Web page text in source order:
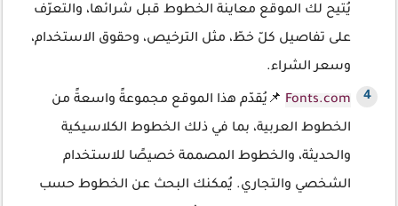
يُتيح لك الموقع معاينة الخطوط قبل شرائها، والتعرّف
على تفاصيل كلّ خطّ، مثل الترخيص، وحقوق الاستخدام،
وسعر الشراء.
Fonts.com 📌يُقدّم هذا الموقع مجموعةً واسعةً من
الخطوط العربية، بما في ذلك الخطوط الكلاسيكية
والحديثة، والخطوط المصممة خصيصًا للاستخدام
الشخصي والتجاري. يُمكنك البحث عن الخطوط حسب